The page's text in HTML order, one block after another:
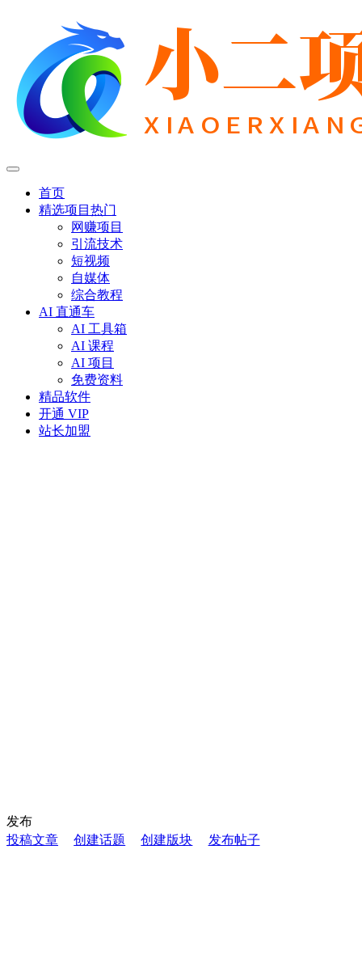
首页
精选项目 热门
网赚项目
引流技术
短视频
自媒体
综合教程
AI 直通车
AI 工具箱
AI 课程
AI 项目
免费资料
精品软件
开通 VIP
站长加盟
发布
投稿文章
创建话题 创建版块 发布帖子